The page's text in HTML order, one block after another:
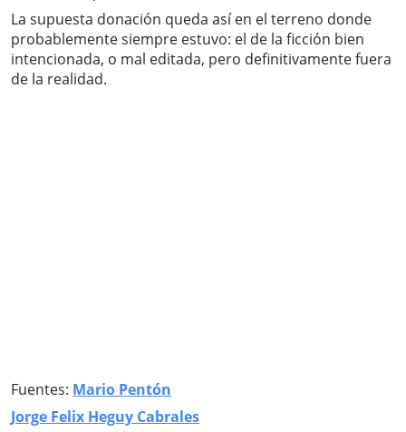
La supuesta donación queda así en el terreno donde
probablemente siempre estuvo: el de la ficción bien
intencionada, o mal editada, pero definitivamente fuera
de la realidad.
Fuentes: Mario Pentón
Jorge Felix Heguy Cabrales